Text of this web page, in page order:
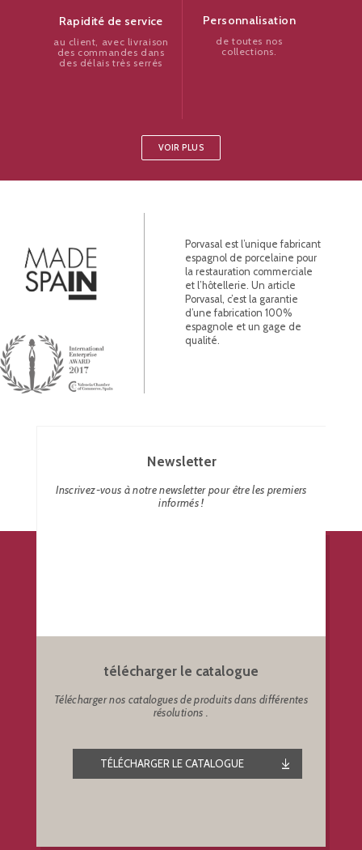
Rapidité de service
au client, avec livraison
des commandes dans
des délais très serrés
Personnalisation
de toutes nos
collections.
VOIR PLUS
Porvasal est l’unique fabricant
espagnol de porcelaine pour
la restauration commerciale
et l’hôtellerie. Un article
Porvasal, c’est la garantie
d’une fabrication 100%
espagnole et un gage de
qualité.
Newsletter
Inscrivez-vous à notre newsletter pour être les premiers
informés !
télécharger le catalogue
Télécharger nos catalogues de produits dans différentes
résolutions .
TÉLÉCHARGER LE CATALOGUE